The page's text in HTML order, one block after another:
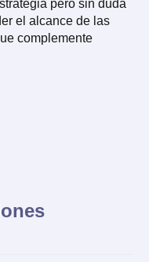
pero sin duda
el alcance de las
complemente